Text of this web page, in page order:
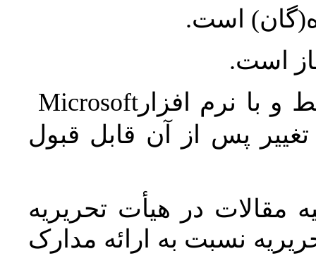
است.
است.
و با نرم افزارMicrosoft
پس از آن قابل قبول
مقالات در هیأت تحریریه
نسبت به ارائه مدارک